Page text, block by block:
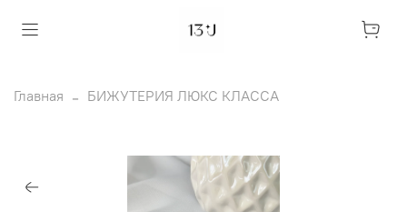
Главная БИЖУТЕРИЯ ЛЮКС КЛАССА